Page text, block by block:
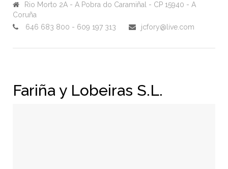
Rio Morto 2A - A Pobra do Caramiñal - CP 15940 - A
Coruña
646 683 800 - 609 197 313
jcfory@live.com
Fariña y Lobeiras S.L.